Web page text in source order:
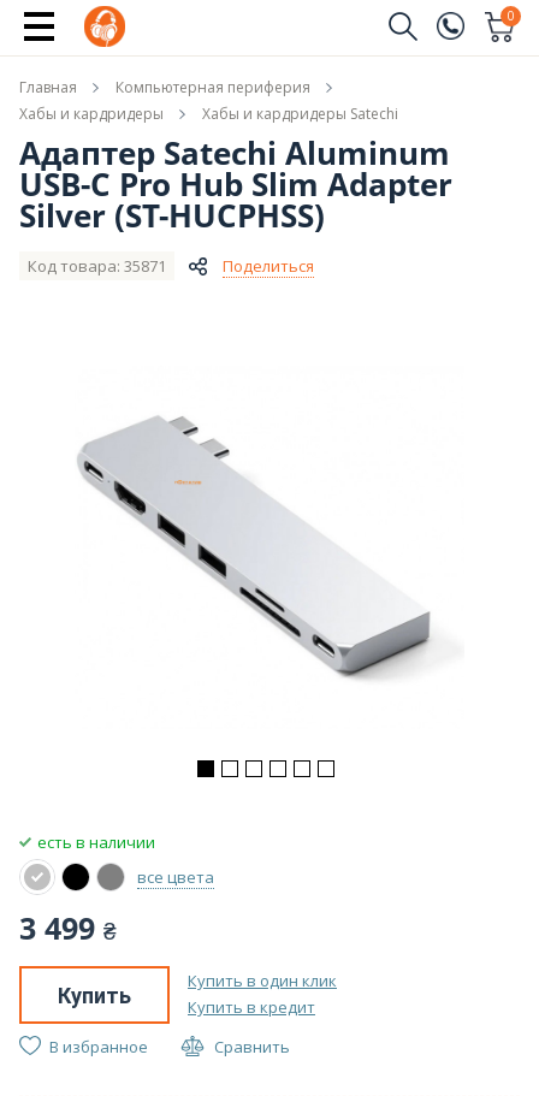
(096)
(044)
0
Имя
Телефон
Главная
Компьютерная периферия
Хабы и кардридеры
Хабы и кардридеры Satechi
Адаптер Satechi Aluminum
USB-C Pro Hub Slim Adapter
Silver (ST-HUCPHSS)
Код товара: 35871 Поделиться
есть в наличии
все цвета
3 499 ₴
Купить
Купить в один клик
Купить в кредит
В избранное
Сравнить
Купить